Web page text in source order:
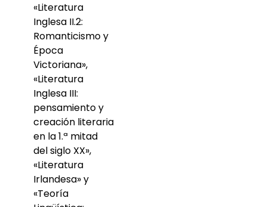
«Literatura
Inglesa II.2:
Romanticismo y
Época
Victoriana»,
«Literatura
Inglesa III:
pensamiento y
creación literaria
en la 1.ª mitad
del siglo XX»,
«Literatura
Irlandesa» y
«Teoría